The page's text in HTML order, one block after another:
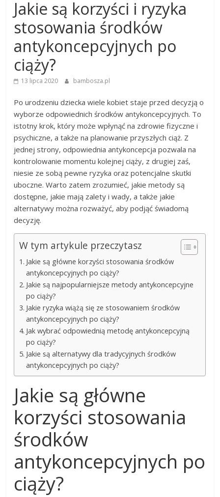
Jakie są korzyści i ryzyka
stosowania środków
antykoncepcyjnych po
ciąży?
13 lipca 2020 bambosza.pl
Po urodzeniu dziecka wiele kobiet staje przed decyzją o
wyborze odpowiednich środków antykoncepcyjnych. To
istotny krok, który może wpłynąć na zdrowie fizyczne i
psychiczne, a także na planowanie przyszłych ciąż. Z
jednej strony, odpowiednia antykoncepcja pozwala na
kontrolowanie momentu kolejnej ciąży, z drugiej zaś,
niesie ze sobą pewne ryzyka oraz potencjalne skutki
uboczne. Warto zatem zrozumieć, jakie metody są
dostępne, jakie mają zalety i wady, a także jakie
alternatywy można rozważyć, aby podjąć świadomą
decyzję.
W tym artykule przeczytasz
Jakie są główne korzyści stosowania środków
antykoncepcyjnych po ciąży?
Jakie są najpopularniejsze metody antykoncepcyjne
po ciąży?
Jakie ryzyka wiążą się ze stosowaniem środków
antykoncepcyjnych po ciąży?
Jak wybrać odpowiednią metodę antykoncepcyjną
po ciąży?
Jakie są alternatywy dla tradycyjnych środków
antykoncepcyjnych po ciąży?
Jakie są główne
korzyści stosowania
środków
antykoncepcyjnych po
ciąży?